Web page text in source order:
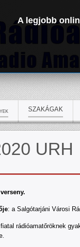
SZAKÁGAK
URH
: a Salgótarjáni Városi
rádióamatőröknek
A legjobb